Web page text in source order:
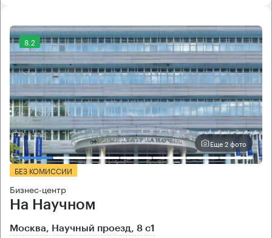
8.2
Еще 2 фото
БЕЗ КОМИССИИ
Бизнес-центр
На Научном
Москва, Научный проезд, 8 с1